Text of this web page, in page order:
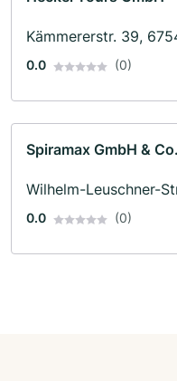
Kämmererstr. 39,
0.0 (0)
Spiramax GmbH &
Wilhelm-Leuschner-
0.0 (0)